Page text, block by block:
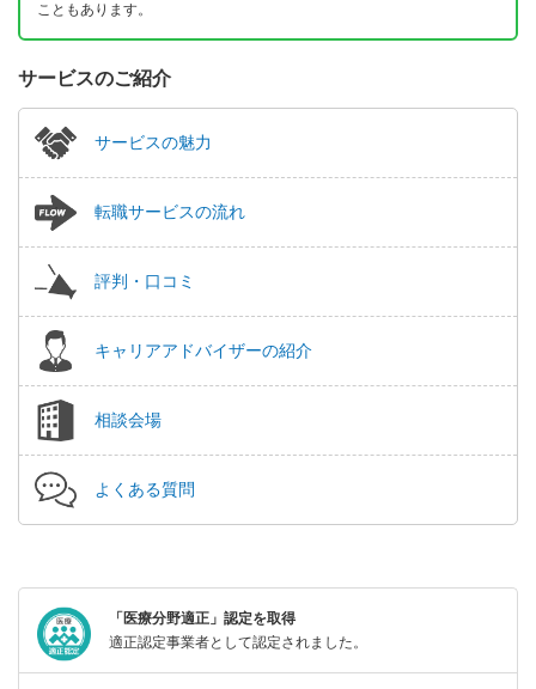
こともあります。
サービスのご紹介
サービスの魅力
転職サービスの流れ
評判・口コミ
キャリアアドバイザーの紹介
相談会場
よくある質問
「医療分野適正」認定を取得
適正認定事業者として認定されました。